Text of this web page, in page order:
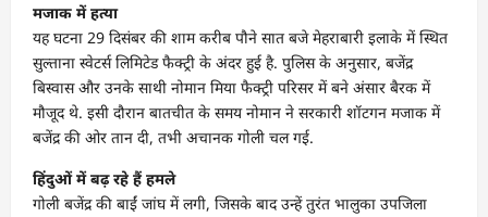
मजाक में हत्या
यह घटना 29 दिसंबर की शाम करीब पौने सात बजे मेहराबारी इलाके में स्थित
सुल्ताना स्वेटर्स लिमिटेड फैक्ट्री के अंदर हुई है. पुलिस के अनुसार, बजेंद्र
बिस्वास और उनके साथी नोमान मिया फैक्ट्री परिसर में बने अंसार बैरक में
मौजूद थे. इसी दौरान बातचीत के समय नोमान ने सरकारी शॉटगन मजाक में
बजेंद्र की ओर तान दी, तभी अचानक गोली चल गई.
हिंदुओं में बढ़ रहे हैं हमले
गोली बजेंद्र की बाईं जांघ में लगी, जिसके बाद उन्हें तुरंत भालुका उपजिला